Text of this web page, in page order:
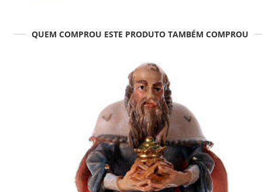
QUEM COMPROU ESTE PRODUTO TAMBÉM COMPROU